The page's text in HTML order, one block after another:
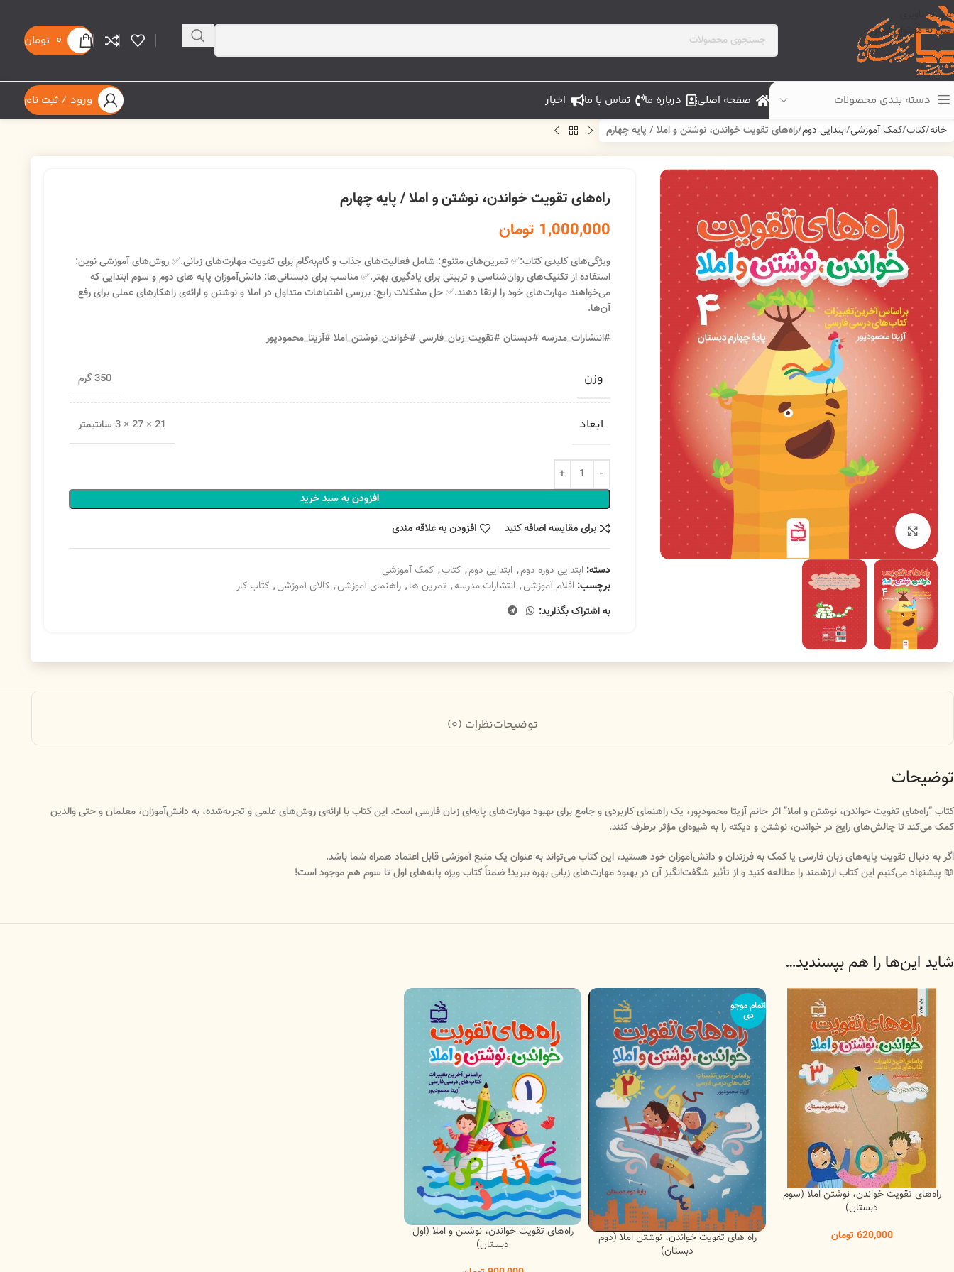
عبور به ناوبری
رفتن به محتوای اصلی
0 تومان
دسته بندی محصولات صفحه اصلی درباره ما تماس با ما اخبار ورود / ثبت نام
خانه کتاب کمک آموزشی ابتدایی دوم راه‌های تقویت خواندن، نوشتن و املا / پایه چهارم
بزرگنمایی تصویر
راه‌های تقویت خواندن، نوشتن و املا / پایه چهارم
1,000,000 تومان
ویژگی‌های کلیدی کتاب:✅ تمرین‌های متنوع: شامل فعالیت‌های جذاب و گام‌به‌گام برای تقویت مهارت‌های زبانی.✅ روش‌های آموزشی نوین:
استفاده از تکنیک‌های روان‌شناسی و تربیتی برای یادگیری بهتر.✅ مناسب برای دبستانی‌ها: دانش‌آموزان پایه های دوم و سوم ابتدایی که
می‌خواهند مهارت‌های خود را ارتقا دهند.✅ حل مشکلات رایج: بررسی اشتباهات متداول در املا و نوشتن و ارائه‌ی راهکارهای عملی برای رفع
آن‌ها.
#انتشارات_مدرسه#دبستان#تقویت_زبان_فارسی#خواندن_نوشتن_املا#آزیتا_محمودپور
وزن 350 گرم
ابعاد 21 × 27 × 3 سانتیمتر
افزودن به سبد خرید
برای مقایسه اضافه کنید
افزودن به علاقه مندی
دسته: ابتدایی دوره دوم, ابتدایی دوم, کتاب, کمک آموزشی
برچسب: اقلام آموزشی, انتشارات مدرسه, تمرین ها, راهنمای آموزشی, کالای آموزشی, کتاب کار
به اشتراک بگذارید:
توضیحاتنظرات (0)
توضیحات
کتاب “راه‌های تقویت خواندن، نوشتن و املا” اثر خانم آزیتا محمودپور، یک راهنمای کاربردی و جامع برای بهبود مهارت‌های پایه‌ای زبان فارسی است. این کتاب با ارائه‌ی روش‌های علمی و تجربه‌شده، به دانش‌آموزان، معلمان و حتی والدین
کمک می‌کند تا چالش‌های رایج در خواندن، نوشتن و دیکته‌ را به شیوه‌ای مؤثر برطرف کنند.
اگر به دنبال تقویت پایه‌های زبان فارسی یا کمک به فرزندان و دانش‌آموزان خود هستید، این کتاب می‌تواند به عنوان یک منبع آموزشی قابل اعتماد همراه شما باشد.
📖 پیشنهاد می‌کنیم این کتاب ارزشمند را مطالعه کنید و از تأثیر شگفت‌انگیز آن در بهبود مهارت‌های زبانی بهره ببرید! ضمناً کتاب ویژه پایه‌های اول تا سوم هم موجود است!
شاید این‌ها را هم بپسندید…
راه‌های تقویت خواندن، نوشتن املا (سوم
دبستان)
620,000 تومان
اتمام موجو
دی
راه های تقویت خواندن، نوشتن املا (دوم
دبستان)
راه‌های تقویت خواندن، نوشتن و املا (اول
دبستان)